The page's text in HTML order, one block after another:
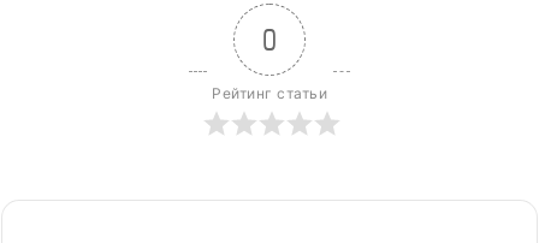
0
Рейтинг статьи